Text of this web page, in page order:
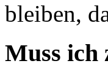
bleiben,
Muss ich